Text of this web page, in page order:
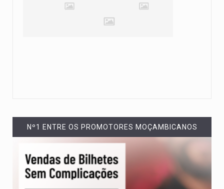
Nº1 ENTRE OS PROMOTORES MOÇAMBICANOS